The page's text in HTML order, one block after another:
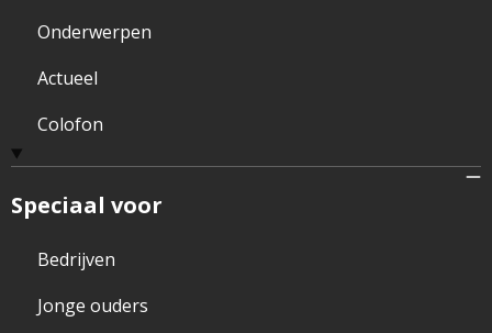
Onderwerpen
Actueel
Colofon
Speciaal voor
Bedrijven
Jonge ouders